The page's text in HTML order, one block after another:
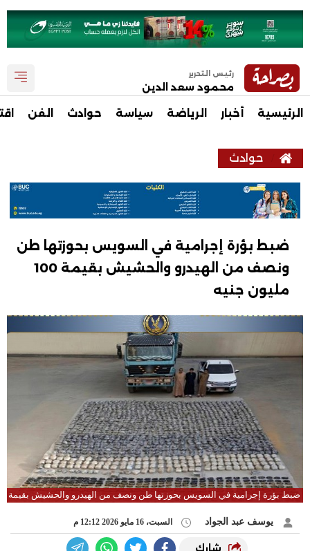
رئيس التحرير
محمود سعد الدين
الرئيسية أخبار الرياضة سياسة حوادث الفن
حوادث
ضبط بؤرة إجرامية في السويس بحوزتها طن
ونصف من الهيدرو والحشيش بقيمة 100
مليون جنيه
ضبط بؤرة إجرامية في السويس بحوزتها طن ونصف من الهيدرو والحشيش بقيمة 100 مليون جنيه
يوسف عبد الجواد السبت، 16 مايو 2026 12:12 م
شارك